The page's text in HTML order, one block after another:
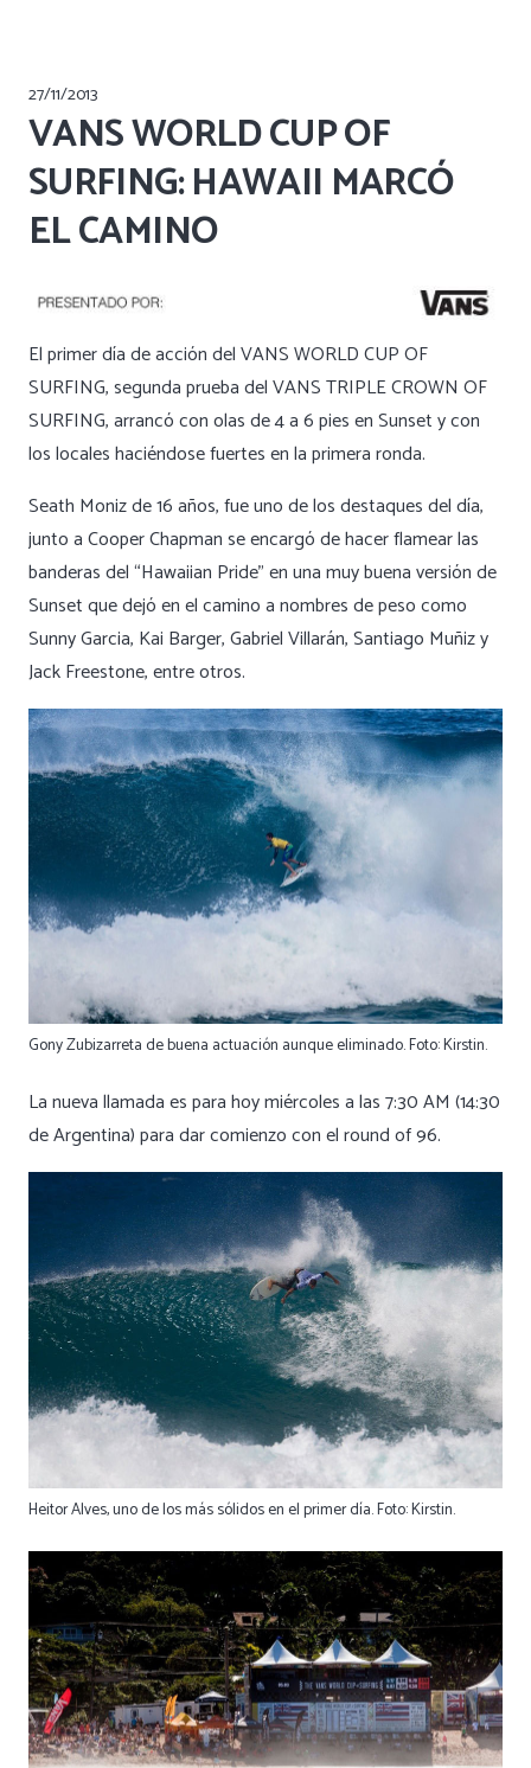
27/11/2013
VANS WORLD CUP OF
SURFING: HAWAII MARCÓ
EL CAMINO
El primer día de acción del VANS WORLD CUP OF
SURFING, segunda prueba del VANS TRIPLE CROWN OF
SURFING, arrancó con olas de 4 a 6 pies en Sunset y con
los locales haciéndose fuertes en la primera ronda.
Seath Moniz de 16 años, fue uno de los destaques del día,
junto a Cooper Chapman se encargó de hacer flamear las
banderas del “Hawaiian Pride” en una muy buena versión de
Sunset que dejó en el camino a nombres de peso como
Sunny Garcia, Kai Barger, Gabriel Villarán, Santiago Muñiz y
Jack Freestone, entre otros.
Gony Zubizarreta de buena actuación aunque eliminado. Foto: Kirstin.
La nueva llamada es para hoy miércoles a las 7:30 AM (14:30
de Argentina) para dar comienzo con el round of 96.
Heitor Alves, uno de los más sólidos en el primer día. Foto: Kirstin.